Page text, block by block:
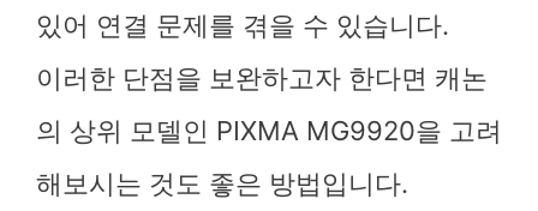
있어 연결 문제를 겪을 수 있습니다.
이러한 단점을 보완하고자 한다면 캐논
의 상위 모델인 PIXMA MG9920을 고려
해보시는 것도 좋은 방법입니다.